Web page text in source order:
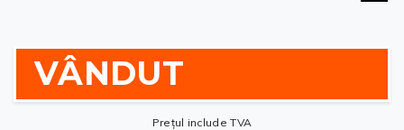
VÂNDUT
Prețul include TVA